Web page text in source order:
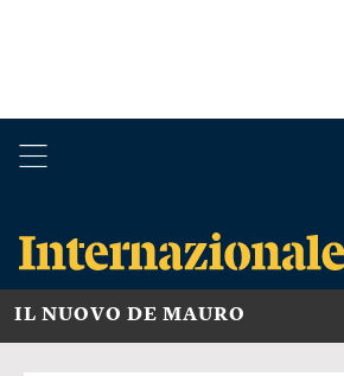
IL NUOVO DE MAURO